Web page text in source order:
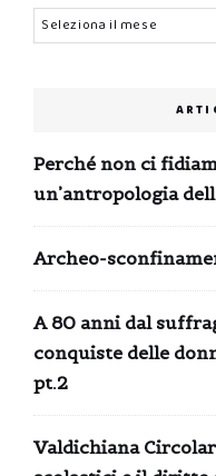
Archivi
Perché non ci
un’antropologia
Archeo-
A 80 anni dal
conquiste delle
pt.2
Valdichiana